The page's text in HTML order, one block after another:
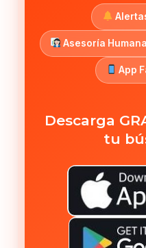
Asesoría Humana
App
Descarga
tu